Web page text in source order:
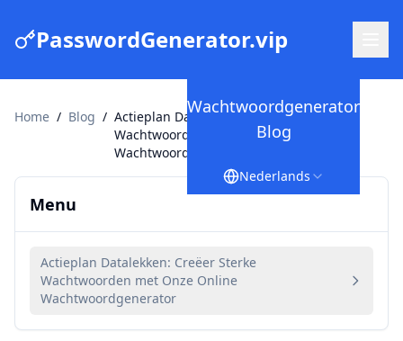
PasswordGenerator.vip
Wachtwoordgenerator
Blog
Nederlands
Home / Blog / Actieplan Datalekken: Creëer Sterke
Wachtwoorden met Onze Online
Wachtwoordgenerator
Menu
Actieplan Datalekken: Creëer Sterke
Wachtwoorden met Onze Online
Wachtwoordgenerator